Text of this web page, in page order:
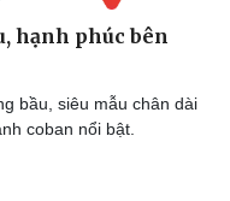
hạnh phúc bên
bầu, siêu mẫu chân dài
coban nổi bật.